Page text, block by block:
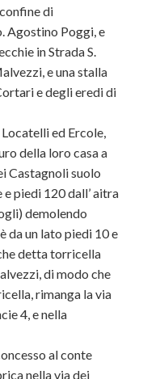
di
Agostino Poggi, e
in Strada S.
e una stalla
e degli eredi di
ed Ercole,
della loro casa a
Castagnoli suolo
piedi 120 dall’ aitra
demolendo
da un lato piedi 10 e
detta torricella
di modo che
rimanga la via
4, e nella
al conte
nella via dei